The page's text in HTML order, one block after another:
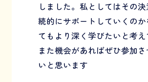
しました。私としてはその
続的にサポートしていくの
てもより深く学びたいと考
また機会があればぜひ参加
いと思います